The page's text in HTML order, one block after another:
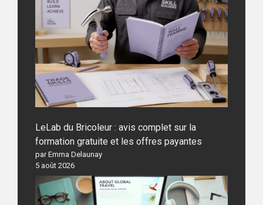
LeLab du Bricoleur : avis complet sur la
formation gratuite et les offres payantes
par Emma Delaunay
5 août 2026